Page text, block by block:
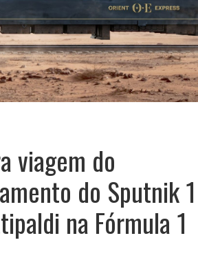
viagem do
do Sputnik 1
na Fórmula 1